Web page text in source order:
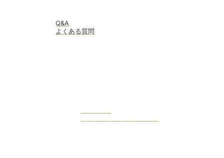
Q&A
よくある質問